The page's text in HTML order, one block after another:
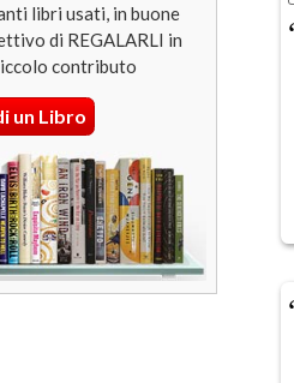
libri usati, in buone
di REGALARLI in
contributo
un Libro